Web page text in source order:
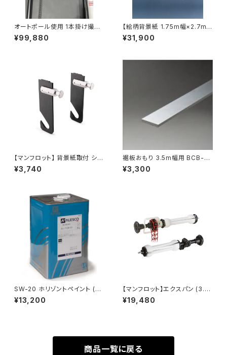
オートポール使用 1本掛け撮影
セット(背景紙付き)
¥99,880
【絵柄背景紙 1.75m幅×2.7m
巻】柄18種類 シーンペイントB
サイズ
¥31,900
【マンフロット】 背景紙取付 シン
グルフック 059
¥3,740
裾板おもり 3.5m幅用 BCB-3
035
¥3,300
SW-20 ホリゾントペイント (白)
20kg
¥13,200
【マンフロット】エクスパン (3.5
mメタルチェーン付) 046MC
¥19,480
商品一覧に戻る